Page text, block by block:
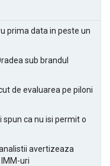
prima data in peste un
sub brandul
de evaluarea pe piloni
ca nu isi permit o
avertizeaza
uri